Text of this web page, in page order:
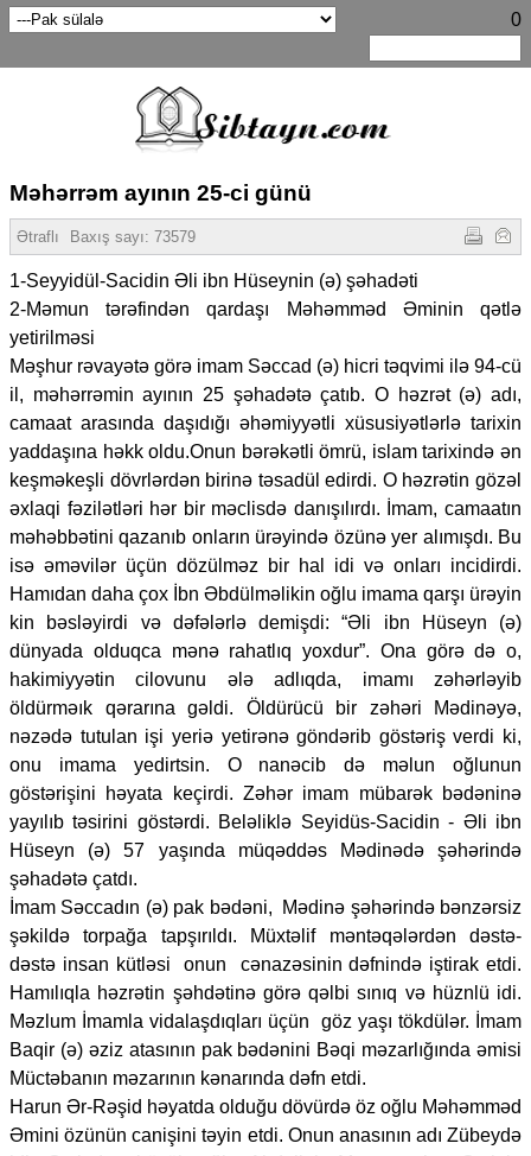
0
Məhərrəm ayının 25-ci günü
Ətraflı Baxış sayı: 73579
1-Seyyidül-Sacidin Əli ibn Hüseynin (ə) şəhadəti
2-Məmun tərəfindən qardaşı Məhəmməd Əminin qətlə
yetirilməsi
Məşhur rəvayətə görə imam Səccad (ə) hicri təqvimi ilə 94-cü
il, məhərrəmin ayının 25 şəhadətə çatıb. O həzrət (ə) adı,
camaat arasında daşıdığı əhəmiyyətli xüsusiyətlərlə tarixin
yaddaşına həkk oldu.Onun bərəkətli ömrü, islam tarixində ən
keşməkeşli dövrlərdən birinə təsadül edirdi. O həzrətin gözəl
əxlaqi fəzilətləri hər bir məclisdə danışılırdı. İmam, camaatın
məhəbbətini qazanıb onların ürəyində özünə yer alımışdı. Bu
isə əməvilər üçün dözülməz bir hal idi və onları incidirdi.
Hamıdan daha çox İbn Əbdülməlikin oğlu imama qarşı ürəyin
kin bəsləyirdi və dəfələrlə demişdi: “Əli ibn Hüseyn (ə)
dünyada olduqca mənə rahatlıq yoxdur”. Ona görə də o,
hakimiyyətin cilovunu ələ adlıqda, imamı zəhərləyib
öldürməık qərarına gəldi. Öldürücü bir zəhəri Mədinəyə,
nəzədə tutulan işi yeriə yetirənə göndərib göstəriş verdi ki,
onu imama yedirtsin. O nanəcib də məlun oğlunun
göstərişini həyata keçirdi. Zəhər imam mübarək bədəninə
yayılıb təsirini göstərdi. Beləliklə Seyidüs-Sacidin - Əli ibn
Hüseyn (ə) 57 yaşında müqəddəs Mədinədə şəhərində
şəhadətə çatdı.
İmam Səccadın (ə) pak bədəni, Mədinə şəhərində bənzərsiz
şəkildə torpağa tapşırıldı. Müxtəlif məntəqələrdən dəstə-
dəstə insan kütləsi onun cənazəsinin dəfnində iştirak etdi.
Hamılıqla həzrətin şəhdətinə görə qəlbi sınıq və hüznlü idi.
Məzlum İmamla vidalaşdıqları üçün göz yaşı tökdülər. İmam
Baqir (ə) əziz atasının pak bədənini Bəqi məzarlığında əmisi
Müctəbanın məzarının kənarında dəfn etdi.
Harun Ər-Rəşid həyatda olduğu dövürdə öz oğlu Məhəmməd
Əmini özünün canişini təyin etdi. Onun anasının adı Zübeydə